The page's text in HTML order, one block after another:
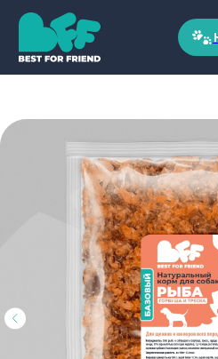
Каталог
ДЛЯ КОШЕК
Каталог
Рационы для собак от 20 кг
Натуральные лакомства
Рационы для кошек от 1 года